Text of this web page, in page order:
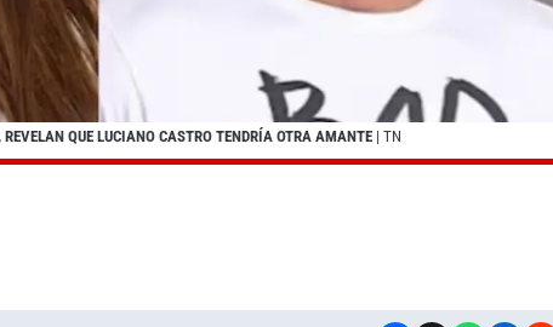
QUE LUCIANO CASTRO TENDRÍA OTRA AMANTE | TN